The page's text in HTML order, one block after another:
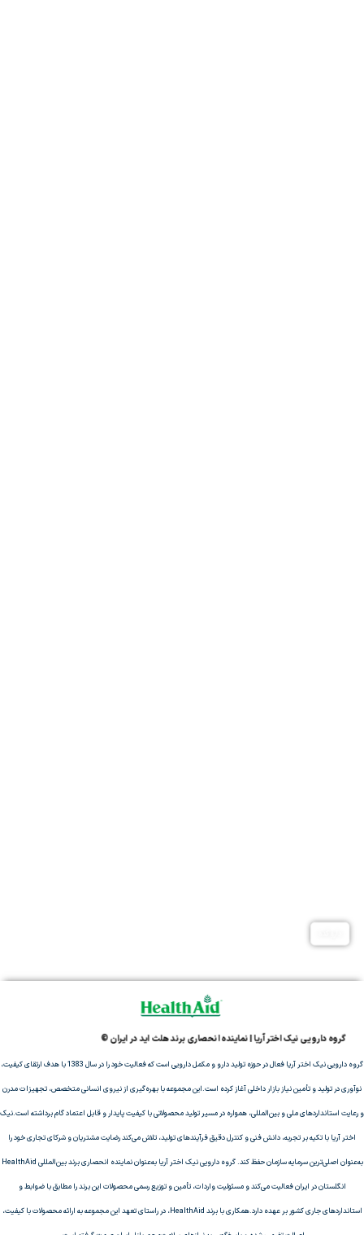
گروه دارویی نیک اختر آریا | نماینده انحصاری برند هلث اید در ایران ©
گروه دارویی نیک اختر آریا فعال در حوزه تولید دارو و مکمل دارویی است که فعالیت خود را در سال 1383 با هدف ارتقای کیفیت،
نوآوری در تولید و تأمین نیاز بازار داخلی آغاز کرده است.این مجموعه با بهره‌گیری از نیروی انسانی متخصص، تجهیزات مدرن
و رعایت استانداردهای ملی و بین‌المللی، همواره در مسیر تولید محصولاتی با کیفیت پایدار و قابل اعتماد گام برداشته است.نیک
اختر آریا با تکیه بر تجربه، دانش فنی و کنترل دقیق فرآیندهای تولید، تلاش می‌کند رضایت مشتریان و شرکای تجاری خود را
به‌عنوان اصلی‌ترین سرمایه سازمان حفظ کند. گروه دارویی نیک اختر آریا به‌عنوان نماینده انحصاری برند بین‌المللی HealthAid
انگلستان در ایران فعالیت می‌کند و مسئولیت واردات، تأمین و توزیع رسمی محصولات این برند را مطابق با ضوابط و
استانداردهای جاری کشور بر عهده دارد.همکاری با برند HealthAid، در راستای تعهد این مجموعه به ارائه محصولات با کیفیت،